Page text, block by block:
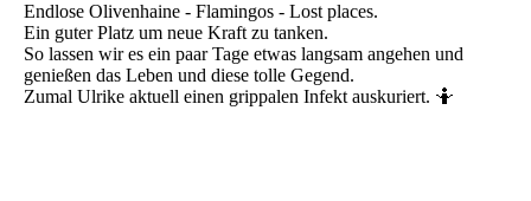
Endlose Olivenhaine - Flamingos - Lost places.
Ein guter Platz um neue Kraft zu tanken.
So lassen wir es ein paar Tage etwas langsam angehen und
genießen das Leben und diese tolle Gegend.
Zumal Ulrike aktuell einen grippalen Infekt auskuriert. 🤷